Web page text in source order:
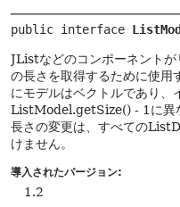
public interface
JListなどのコンポーネントが
の長さを取得するために使用
にモデルはベクトルであり、
ListModel.getSize() - 1に異
長さの変更は、すべての
けません。
導入されたバージョン:
1.2